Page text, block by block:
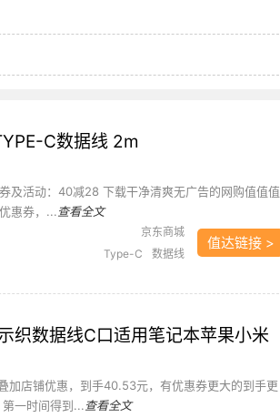
C数据线 2m
及活动：40减28 下载干净清爽无广告的网购值值值
惠券，... 查看全文
京东商城
Type-C 数据线
值达链接 >
织数据线C口适用笔记本苹果小米
加店铺优惠，到手40.53元，有优惠券更大的到手更
一时间得到... 查看全文